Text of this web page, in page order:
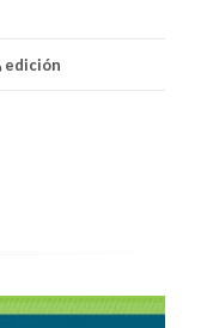
edición